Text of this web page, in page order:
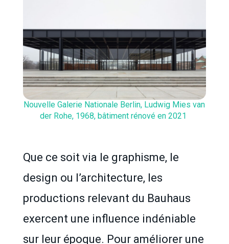
Nouvelle Galerie Nationale Berlin, Ludwig Mies van
der Rohe, 1968, bâtiment rénové en 2021
Que ce soit via le graphisme, le
design ou l’architecture, les
productions relevant du Bauhaus
exercent une influence indéniable
sur leur époque. Pour améliorer une